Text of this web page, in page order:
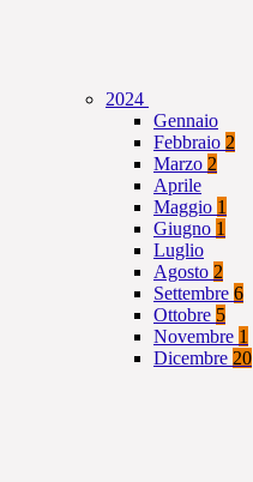
2024
Gennaio
Febbraio 2
Marzo 2
Aprile
Maggio 1
Giugno 1
Luglio
Agosto 2
Settembre 6
Ottobre 5
Novembre 1
Dicembre 20